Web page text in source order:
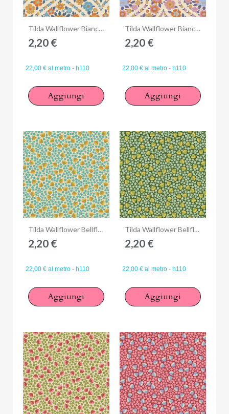
Anteprima Tilda Wallflower Bianca Blue, Tessuto Blu Giardino di fiori
2,20 €
22,00 € al metro - h110
Aggiungi
Anteprima Tilda Wallflower Bianca Thristle, Tessuto Viola Cardo Giardino di fiori
2,20 €
22,00 € al metro - h110
Aggiungi
Anteprima Tilda Wallflower Bellflower Teal, Tessuto Turchese Campanule
2,20 €
22,00 € al metro - h110
Aggiungi
Anteprima Tilda Wallflower Bellflower Pine, Tessuto Verde Pino Campanule
2,20 €
22,00 € al metro - h110
Aggiungi
Accedi ×
list.
Annulla Accedi